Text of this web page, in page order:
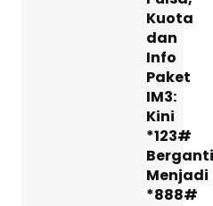
Kuota
dan
Info
Paket
IM3:
Kini
*123#
Berganti
Menjadi
*888#